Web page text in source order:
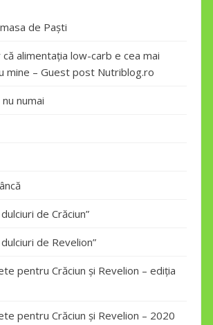
de Paști
alimentația low-carb e cea mai
mine – Guest post Nutriblog.ro
numai
de Crăciun”
de Revelion”
pentru Crăciun și Revelion – ediția
pentru Crăciun și Revelion – 2020